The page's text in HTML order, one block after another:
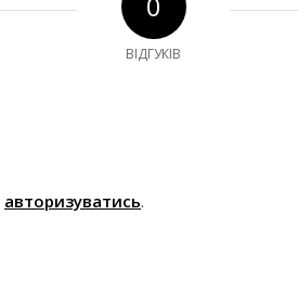
ВІДГУКІВ
авторизуватись.